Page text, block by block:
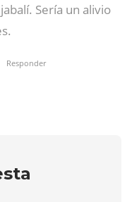
Sería un alivio
Responder